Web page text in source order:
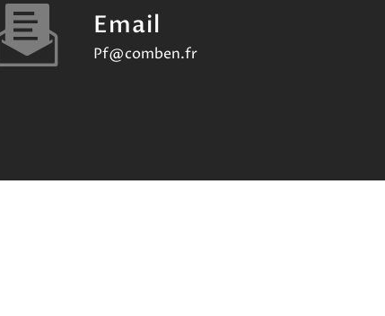
Email
pf@comben.fr